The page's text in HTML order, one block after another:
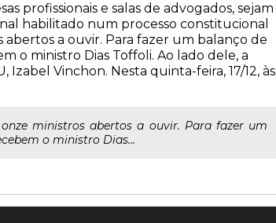
profissionais e salas de advogados, sejam
habilitado num processo constitucional
abertos a ouvir. Para fazer um balanço de
o ministro Dias Toffoli. Ao lado dele, a
Vinchon. Nesta quinta-feira, 17/12, às
ministros abertos a ouvir. Para fazer um
o ministro Dias...